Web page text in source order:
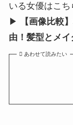
いる女優はこち
▶︎
【画像比較
由！髪型とメイ
あわせて読みたい